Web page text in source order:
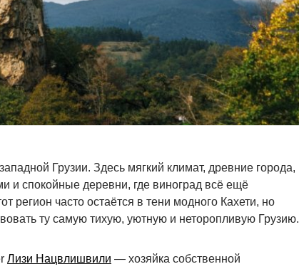
Грузии. Здесь мягкий климат, древние города,
и спокойные деревни, где виноград всё ещё
регион часто остаётся в тени модного Кахети, но
ту самую тихую, уютную и неторопливую Грузию.
Лизи Нацвлишвили — хозяйка собственной